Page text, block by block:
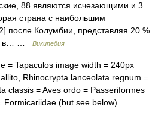
88 являются исчезающими и 3
страна с наибольшим
после Колумбии, представляя 20 %
в… …
Википедия
= Tapaculos image width = 240px
Rhinocrypta lanceolata regnum =
classis = Aves ordo = Passeriformes
Formicariidae (but see below)